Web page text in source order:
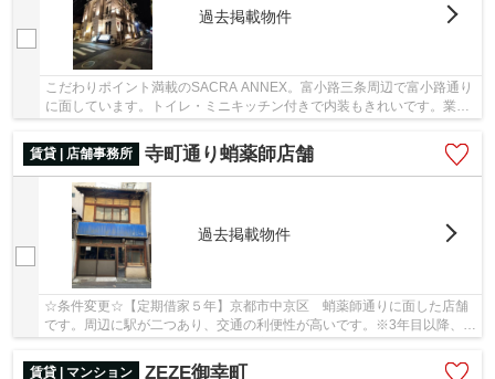
過去掲載物件
こだわりポイント満載のSACRA ANNEX。富小路三条周辺で富小路通り
に面しています。トイレ・ミニキッチン付きで内装もきれいです。業種
賃貸 | 店舗事務所
寺町通り蛸薬師店舗
過去掲載物件
☆条件変更☆【定期借家５年】京都市中京区 蛸薬師通りに面した店舗
です。周辺に駅が二つあり、交通の利便性が高いです。※3年目以降、月
賃貸 | マンション
ZEZE御幸町